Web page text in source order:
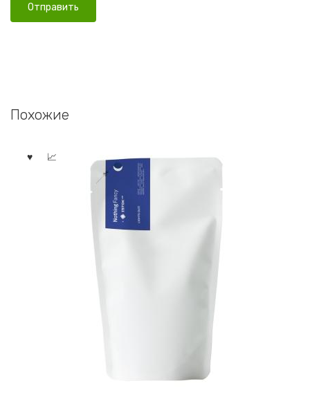
Похожие